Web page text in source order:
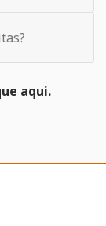
aqui.